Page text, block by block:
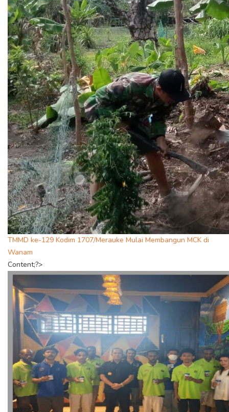
TMMD ke-129 Kodim 1707/Merauke Mulai Membangun MCK di
Wanam
Content;?>